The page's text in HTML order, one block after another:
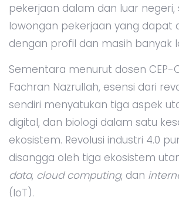
pekerjaan dalam dan luar negeri,
lowongan pekerjaan yang dapat
dengan profil dan masih banyak
Sementara menurut dosen CEP-
Fachran Nazrullah, esensi dari
sendiri menyatukan tiga aspek
digital, dan biologi dalam satu
ekosistem. Revolusi industri 4.0
disangga oleh tiga ekosistem
data, cloud computing, dan
(IoT).